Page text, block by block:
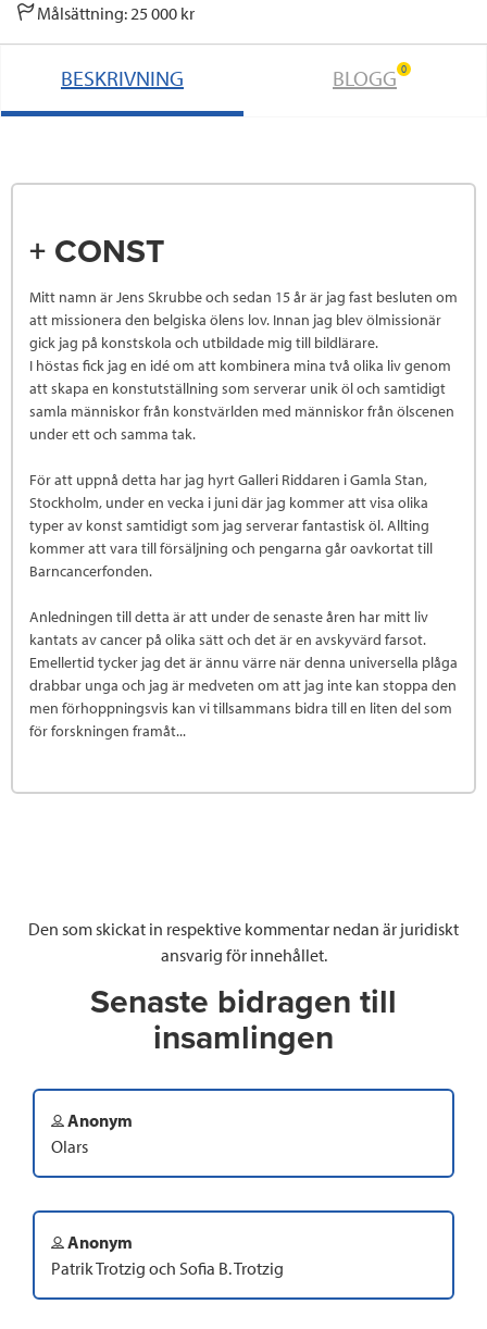
Målsättning: 25 000 kr
BESKRIVNING BLOGG 0
+ CONST
Mitt namn är Jens Skrubbe och sedan 15 år är jag fast besluten om
att missionera den belgiska ölens lov. Innan jag blev ölmissionär
gick jag på konstskola och utbildade mig till bildlärare.
I höstas fick jag en idé om att kombinera mina två olika liv genom
att skapa en konstutställning som serverar unik öl och samtidigt
samla människor från konstvärlden med människor från ölscenen
under ett och samma tak.
För att uppnå detta har jag hyrt Galleri Riddaren i Gamla Stan,
Stockholm, under en vecka i juni där jag kommer att visa olika
typer av konst samtidigt som jag serverar fantastisk öl. Allting
kommer att vara till försäljning och pengarna går oavkortat till
Barncancerfonden.
Anledningen till detta är att under de senaste åren har mitt liv
kantats av cancer på olika sätt och det är en avskyvärd farsot.
Emellertid tycker jag det är ännu värre när denna universella plåga
drabbar unga och jag är medveten om att jag inte kan stoppa den
men förhoppningsvis kan vi tillsammans bidra till en liten del som
för forskningen framåt...
Den som skickat in respektive kommentar nedan är juridiskt
ansvarig för innehållet.
Senaste bidragen till
insamlingen
Anonym
Olars
Anonym
Patrik Trotzig och Sofia B. Trotzig